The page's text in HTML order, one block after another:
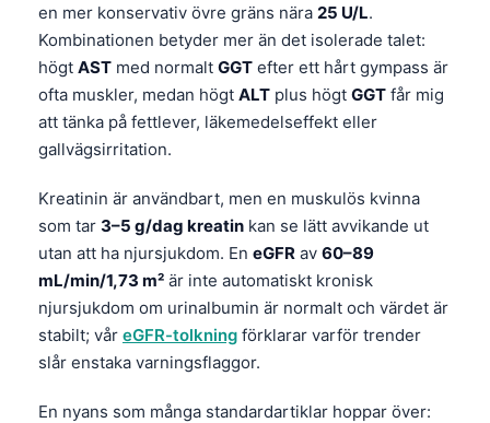
en mer konservativ övre gräns nära 25 U/L.
Kombinationen betyder mer än det isolerade talet:
högt AST med normalt GGT efter ett hårt gympass är
ofta muskler, medan högt ALT plus högt GGT får mig
att tänka på fettlever, läkemedelseffekt eller
gallvägsirritation.
Kreatinin är användbart, men en muskulös kvinna
som tar 3–5 g/dag kreatin kan se lätt avvikande ut
utan att ha njursjukdom. En eGFR av 60–89
mL/min/1,73 m² är inte automatiskt kronisk
njursjukdom om urinalbumin är normalt och värdet är
stabilt; vår eGFR-tolkning förklarar varför trender
slår enstaka varningsflaggor.
En nyans som många standardartiklar hoppar över: